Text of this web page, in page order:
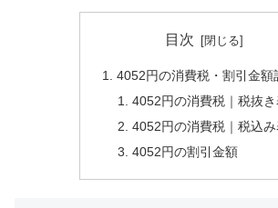
目次
4052円の消費税・割引金額
4052円の消費税｜税抜
4052円の消費税｜税込
4052円の割引金額